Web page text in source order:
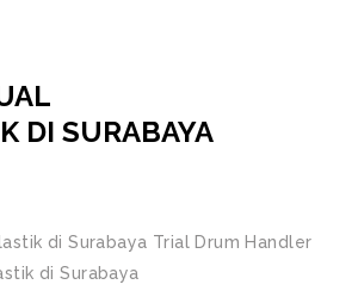
DI SURABAYA
di Surabaya Trial Drum Handler
di Surabaya